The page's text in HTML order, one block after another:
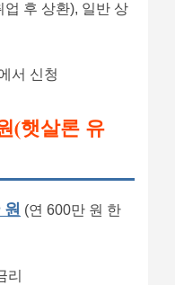
업 후 상환), 일반 상
서 신청
(햇살론 유
(연 600만 원 한
리